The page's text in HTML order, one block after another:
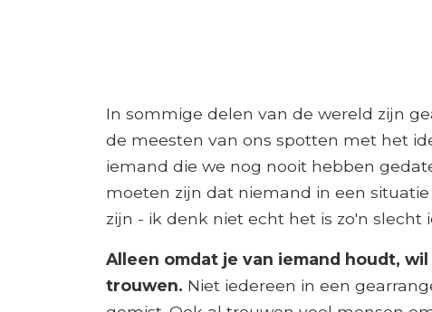
In sommige delen van de wereld zijn
de meesten van ons spotten met het
iemand die we nog nooit hebben
moeten zijn dat niemand in een
zijn - ik denk niet echt het is zo'n slecht
Alleen omdat je van iemand houdt,
trouwen. Niet iedereen in een